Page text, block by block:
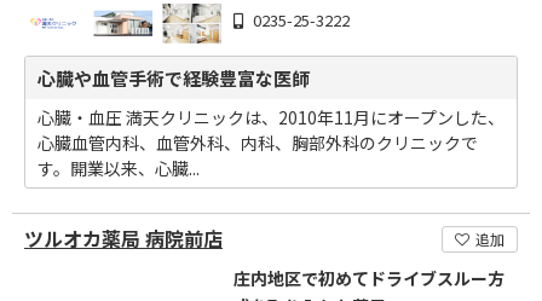
0235-25-3222
心臓や血管手術で経験豊富な医師
心臓・血圧 満天クリニックは、2010年11月にオープンした、
心臓血管内科、血管外科、内科、胸部外科のクリニックで
す。開業以来、心臓...
ツルオカ薬局 病院前店 追加
庄内地区で初めてドライブスルー方